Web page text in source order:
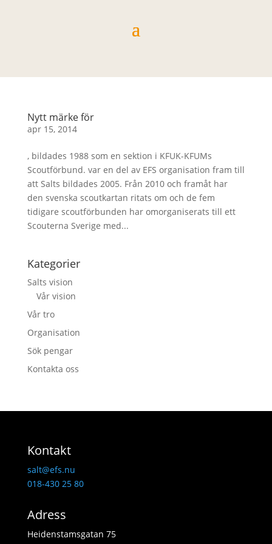
Nytt märke för
apr 15, 2014
, bildades 1988 som en sektion i KFUK-KFUMs
Scoutförbund. var en del av EFS organisation fram till
att Salts bildades 2005. Från 2010 och framåt har
den svenska scoutkartan ritats om och de fem
tidigare scoutförbunden har omorganiserats till ett
Scouterna Sverige med...
Kategorier
Salts vision
Vår vision
Vår tro
Organisation
Sök pengar
Kontakta oss
Kontakt
salt@efs.nu
018-430 25 80
Adress
Heidenstamsgatan 75